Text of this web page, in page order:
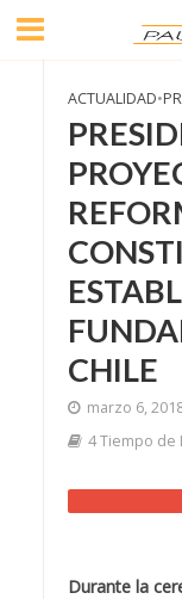
ACTUALIDAD•
CHILE
marzo 6,
4 Tiempo de
Durante la